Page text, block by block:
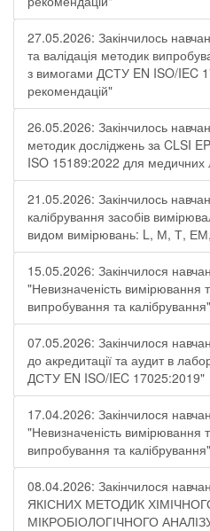
27.05.2026: Закінчилось
та валідація методик
з вимогами ДСТУ EN ISO/IEC
рекомендацій"
26.05.2026: Закінчилось
методик досліджень за CLSI
ISO 15189:2022 для медичних
21.05.2026: Закінчилось
калібрування засобів
видом вимірювань: L, М, Т,
15.05.2026: Закінчилося
"Невизначеність вимірювання
випробування та калібрування"
07.05.2026: Закінчилося
до акредитації та аудит в
ДСТУ EN ISO/IEC 17025:2019"
17.04.2026: Закінчилося
"Невизначеність вимірювання
випробування та калібрування"
08.04.2026: Закінчилося
ЯКІСНИХ МЕТОДИК
МІКРОБІОЛОГІЧНОГО